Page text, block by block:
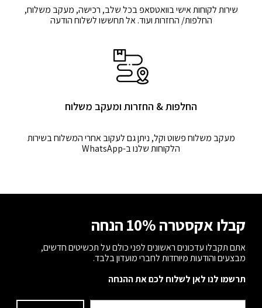
שירות לקוחות אישי בוואטסאפ בכל שלב, רכישה, מעקב משלוח,
החלפות/ החזרות ועוד. אל תחששו לשלוח הודעה
החלפות & החזרות ומעקב משלוח
מעקב משלוח פשוט וקל, ניתן גם לעקוב אחרי המשלוח בשירות
הלקוחות שלנו ב-WhatsApp
קבלו אקסטרה 10% הנחה
אתם תקבלו עדכונים ראשונים לפני כולם על תכשיטים חדשים,
מבצעים והודעות מיוחדות לחברי מועדון בלבד.
תרשמו לנו לאן לשלוח לכם את ההנחה